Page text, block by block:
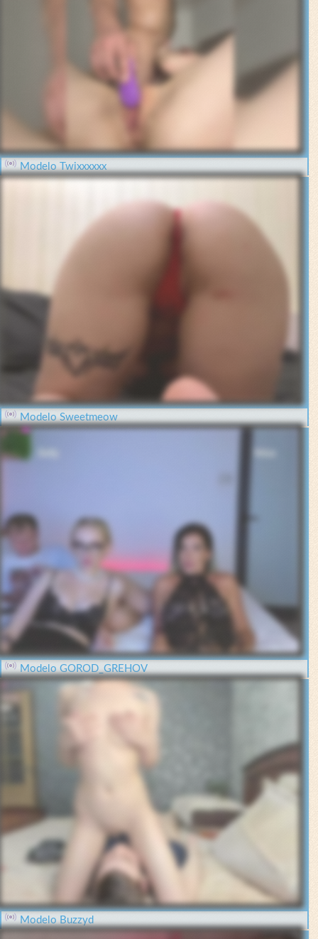
Modelo Twixxxxxx
Modelo Sweetmeow
Modelo GOROD_GREHOV
Modelo Buzzyd